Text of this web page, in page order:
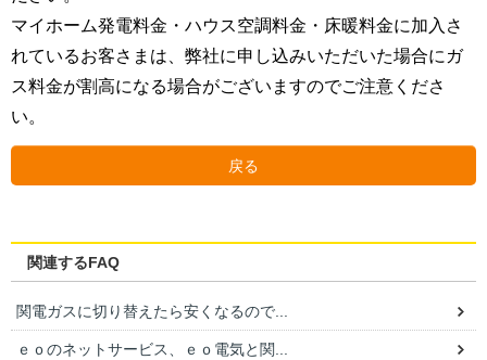
マイホーム発電料金・ハウス空調料金・床暖料金に加入さ
れているお客さまは、弊社に申し込みいただいた場合にガ
ス料金が割高になる場合がございますのでご注意くださ
い。
戻る
関連するFAQ
関電ガスに切り替えたら安くなるので...
ｅｏのネットサービス、ｅｏ電気と関...